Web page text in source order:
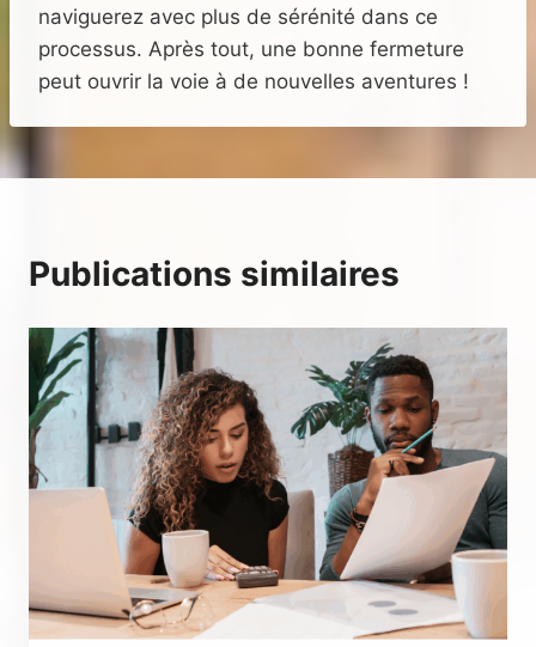
naviguerez avec plus de sérénité dans ce
processus. Après tout, une bonne fermeture
peut ouvrir la voie à de nouvelles aventures !
Publications similaires